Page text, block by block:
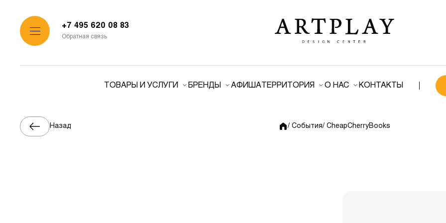
+7 495 620 08 83
Обратная связь
ТОВАРЫ И УСЛУГИ БРЕНДЫ АФИШАТЕРРИТОРИЯ О НАС КОНТАКТЫ
Назад / События/ CheapCherryBooks